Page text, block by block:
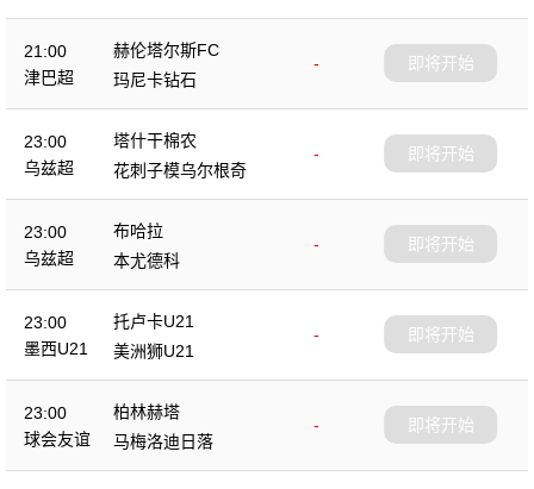
21:00
津巴超
赫伦塔尔斯FC
-
玛尼卡钻石
即将开始
23:00
乌兹超
塔什干棉农
-
花刺子模乌尔根奇
即将开始
23:00
乌兹超
布哈拉
-
本尤德科
即将开始
23:00
墨西U21
托卢卡U21
-
美洲狮U21
即将开始
23:00
球会友谊
柏林赫塔
-
马梅洛迪日落
即将开始